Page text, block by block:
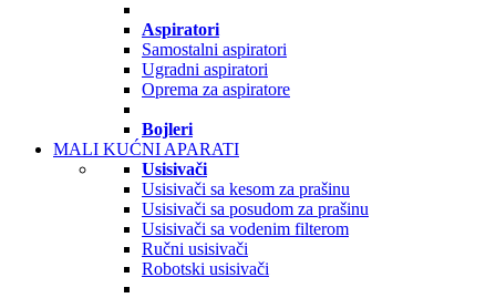
Aspiratori
Samostalni aspiratori
Ugradni aspiratori
Oprema za aspiratore
Bojleri
MALI KUĆNI APARATI
Usisivači
Usisivači sa kesom za prašinu
Usisivači sa posudom za prašinu
Usisivači sa vodenim filterom
Ručni usisivači
Robotski usisivači